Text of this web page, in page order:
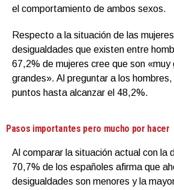
el comportamiento de ambos sexos.
Respecto a la situación de las
desigualdades que existen entre
67,2% de mujeres cree que son
grandes». Al preguntar a los
puntos hasta alcanzar el 48,2%.
Pasos importantes pero mucho por hacer
Al comparar la situación actual con la
70,7% de los españoles afirma que
desigualdades son menores y la